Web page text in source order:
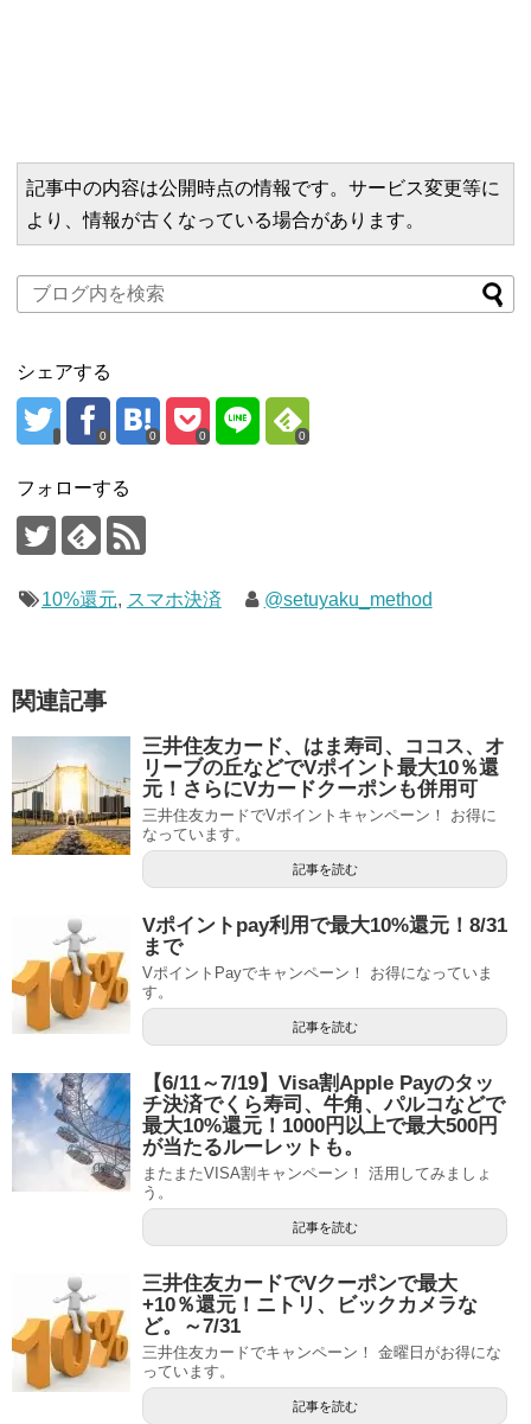
記事中の内容は公開時点の情報です。サービス変更等に
より、情報が古くなっている場合があります。
シェアする
0 0 0 0
フォローする
10%還元, スマホ決済 @setuyaku_method
関連記事
三井住友カード、はま寿司、ココス、オ
リーブの丘などでVポイント最大10％還
元！さらにVカードクーポンも併用可
三井住友カードでVポイントキャンペーン！ お得に
なっています。
記事を読む
Vポイントpay利用で最大10%還元！8/31
まで
VポイントPayでキャンペーン！ お得になっていま
す。
記事を読む
【6/11～7/19】Visa割Apple Payのタッ
チ決済でくら寿司、牛角、パルコなどで
最大10%還元！1000円以上で最大500円
が当たるルーレットも。
またまたVISA割キャンペーン！ 活用してみましょ
う。
記事を読む
三井住友カードでVクーポンで最大
+10％還元！ニトリ、ビックカメラな
ど。～7/31
三井住友カードでキャンペーン！ 金曜日がお得にな
っています。
記事を読む